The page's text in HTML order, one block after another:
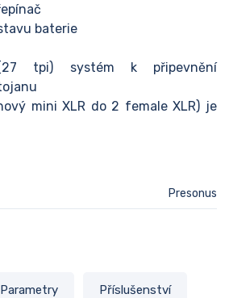
baterie
tpi) systém k připevnění
mini XLR do 2 female XLR) je
Presonus
Parametry Příslušenství